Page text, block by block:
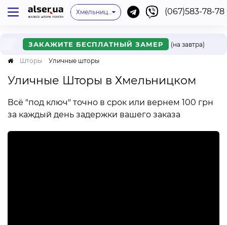
Нет моего города
Киев
Одесса
Львов Ивано-Франковск
Хмельницкий
(067)583-78-78
ЗАКАЖИТЕ БЕСПЛАТНЫЙ ЗАМЕР (на завтра)
Шторы Уличные шторы
Уличные Шторы в Хмельницком
Всё "под ключ" точно в срок или вернем 100 грн
за каждый день задержки вашего заказа